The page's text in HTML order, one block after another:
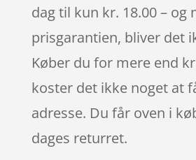
dag til kun kr. 18.00 – og
prisgarantien, bliver det
Køber du for mere end
koster det ikke noget at
adresse. Du får oven i
dages returret.